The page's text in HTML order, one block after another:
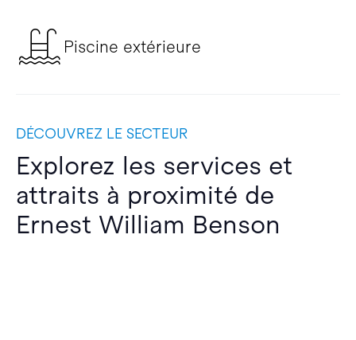
Piscine extérieure
DÉCOUVREZ LE SECTEUR
Explorez les services et
attraits à proximité de
Ernest William Benson